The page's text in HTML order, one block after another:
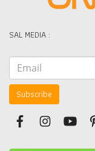
SAL MEDIA :
Subscribe